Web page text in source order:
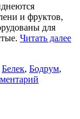
и фруктов,
для
Читать далее
Белек, Бодрум,